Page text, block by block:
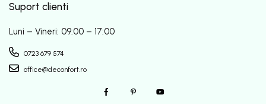
Suport clienti
Luni – Vineri: 09:00 – 17:00
0723 679 574
office@deconfort.ro